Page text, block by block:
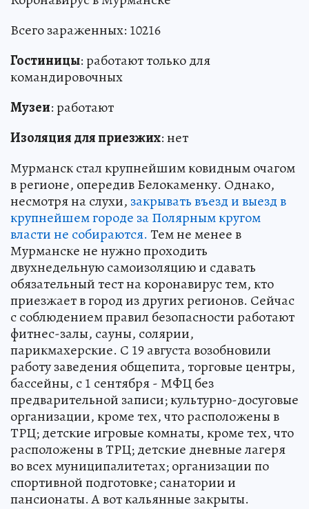
Всего зараженных: 10216
Гостиницы: работают только для
командировочных
Музеи: работают
Изоляция для приезжих: нет
Мурманск стал крупнейшим ковидным очагом
в регионе, опередив Белокаменку. Однако,
несмотря на слухи, закрывать въезд и выезд в
крупнейшем городе за Полярным кругом
власти не собираются. Тем не менее в
Мурманске не нужно проходить
двухнедельную самоизоляцию и сдавать
обязательный тест на коронавирус тем, кто
приезжает в город из других регионов. Сейчас
с соблюдением правил безопасности работают
фитнес-залы, сауны, солярии,
парикмахерские. С 19 августа возобновили
работу заведения общепита, торговые центры,
бассейны, с 1 сентября - МФЦ без
предварительной записи; культурно-досуговые
организации, кроме тех, что расположены в
ТРЦ; детские игровые комнаты, кроме тех, что
расположены в ТРЦ; детские дневные лагеря
во всех муниципалитетах; организации по
спортивной подготовке; санатории и
пансионаты. А вот кальянные закрыты.